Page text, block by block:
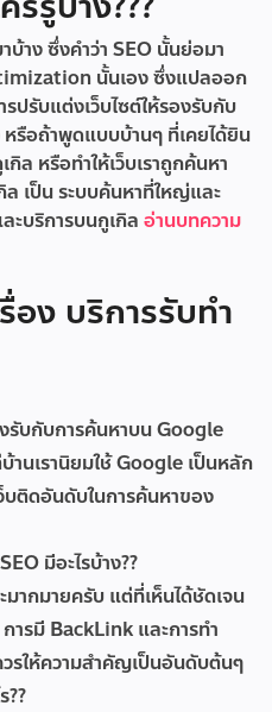
บ้าง ซึ่งคำว่า SEO นั้นย่อมา
นั้นเอง ซึ่งแปลออก
รปรับแต่งเว็บไซต์ให้รองรับกับ
รือถ้าพูดแบบบ้านๆ ที่เคยได้ยิน
ล หรือทำให้เว็บเราถูกค้นหา
ล เป็น ระบบค้นหาที่ใหญ่และ
ะบริการบนกูเกิล อ่านบทความ
ง บริการรับทำ
รับกับการค้นหาบน Google
านเรานิยมใช้ Google เป็นหลัก
บติดอันดับในการค้นหาของ
มีอะไรบ้าง??
ากมายครับ แต่ที่เห็นได้ชัดเจน
ารมี BackLink และการทำ
รให้ความสำคัญเป็นอันดับต้นๆ
??